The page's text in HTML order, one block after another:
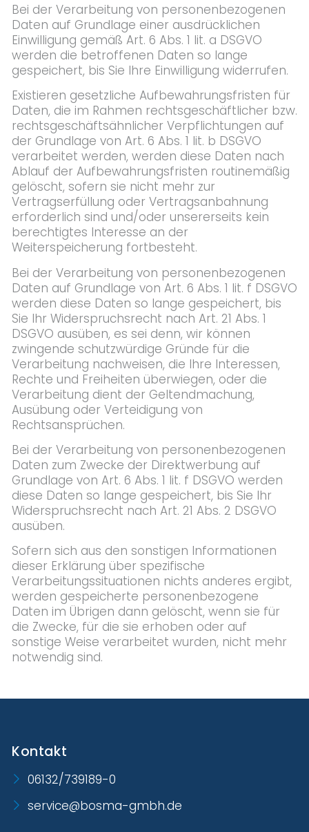
Bei der Verarbeitung von personenbezogenen
Daten auf Grundlage einer ausdrücklichen
Einwilligung gemäß Art. 6 Abs. 1 lit. a DSGVO
werden die betroffenen Daten so lange
gespeichert, bis Sie Ihre Einwilligung widerrufen.
Existieren gesetzliche Aufbewahrungsfristen für
Daten, die im Rahmen rechtsgeschäftlicher bzw.
rechtsgeschäftsähnlicher Verpflichtungen auf
der Grundlage von Art. 6 Abs. 1 lit. b DSGVO
verarbeitet werden, werden diese Daten nach
Ablauf der Aufbewahrungsfristen routinemäßig
gelöscht, sofern sie nicht mehr zur
Vertragserfüllung oder Vertragsanbahnung
erforderlich sind und/oder unsererseits kein
berechtigtes Interesse an der
Weiterspeicherung fortbesteht.
Bei der Verarbeitung von personenbezogenen
Daten auf Grundlage von Art. 6 Abs. 1 lit. f DSGVO
werden diese Daten so lange gespeichert, bis
Sie Ihr Widerspruchsrecht nach Art. 21 Abs. 1
DSGVO ausüben, es sei denn, wir können
zwingende schutzwürdige Gründe für die
Verarbeitung nachweisen, die Ihre Interessen,
Rechte und Freiheiten überwiegen, oder die
Verarbeitung dient der Geltendmachung,
Ausübung oder Verteidigung von
Rechtsansprüchen.
Bei der Verarbeitung von personenbezogenen
Daten zum Zwecke der Direktwerbung auf
Grundlage von Art. 6 Abs. 1 lit. f DSGVO werden
diese Daten so lange gespeichert, bis Sie Ihr
Widerspruchsrecht nach Art. 21 Abs. 2 DSGVO
ausüben.
Sofern sich aus den sonstigen Informationen
dieser Erklärung über spezifische
Verarbeitungssituationen nichts anderes ergibt,
werden gespeicherte personenbezogene
Daten im Übrigen dann gelöscht, wenn sie für
die Zwecke, für die sie erhoben oder auf
sonstige Weise verarbeitet wurden, nicht mehr
notwendig sind.
Kontakt
06132/739189-0
service@bosma-gmbh.de